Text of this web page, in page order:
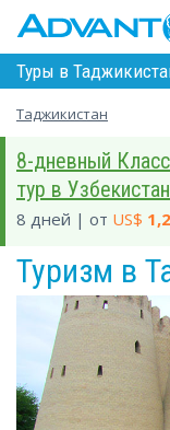
Туры в
Таджикистан
8-дневный
тур в Узбекистан
8 дней | от US$
Туризм в